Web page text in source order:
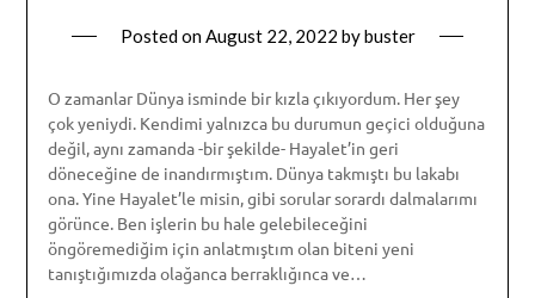
Posted onAugust 22, 2022 bybuster
O zamanlar Dünya isminde bir kızla çıkıyordum. Her şey
çok yeniydi. Kendimi yalnızca bu durumun geçici olduğuna
değil, aynı zamanda -bir şekilde- Hayalet’in geri
döneceğine de inandırmıştım. Dünya takmıştı bu lakabı
ona. Yine Hayalet’le misin, gibi sorular sorardı dalmalarımı
görünce. Ben işlerin bu hale gelebileceğini
öngöremediğim için anlatmıştım olan biteni yeni
tanıştığımızda olağanca berraklığınca ve…